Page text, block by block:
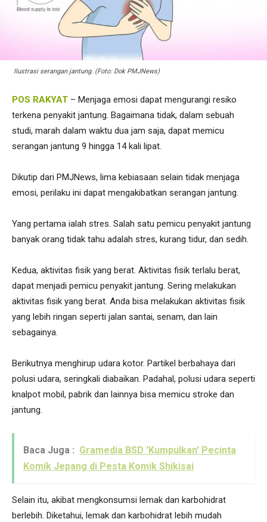
Ilustrasi serangan jantung. (Foto: Dok PMJNews)
POS RAKYAT – Menjaga emosi dapat mengurangi resiko
terkena penyakit jantung. Bagaimana tidak, dalam sebuah
studi, marah dalam waktu dua jam saja, dapat memicu
serangan jantung 9 hingga 14 kali lipat.
Dikutip dari PMJNews, lima kebiasaan selain tidak menjaga
emosi, perilaku ini dapat mengakibatkan serangan jantung.
Yang pertama ialah stres. Salah satu pemicu penyakit jantung
banyak orang tidak tahu adalah stres, kurang tidur, dan sedih.
Kedua, aktivitas fisik yang berat. Aktivitas fisik terlalu berat,
dapat menjadi pemicu penyakit jantung. Sering melakukan
aktivitas fisik yang berat. Anda bisa melakukan aktivitas fisik
yang lebih ringan seperti jalan santai, senam, dan lain
sebagainya.
Berikutnya menghirup udara kotor. Partikel berbahaya dari
polusi udara, seringkali diabaikan. Padahal, polusi udara seperti
knalpot mobil, pabrik dan lainnya bisa memicu stroke dan
jantung.
Baca Juga : Gramedia BSD 'Kumpulkan' Pecinta
Komik Jepang di Pesta Komik Shikisai
Selain itu, akibat mengkonsumsi lemak dan karbohidrat
berlebih. Diketahui, lemak dan karbohidrat lebih mudah